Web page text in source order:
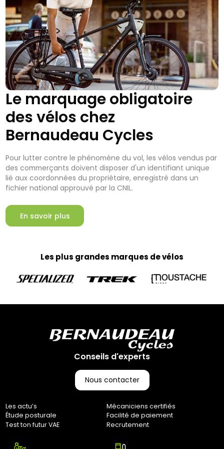
Le marquage obligatoire
des vélos chez
Bernaudeau Cycles
Pour lutter contre le phénomène du vol, les vélos vendus par
des commerçants doivent disposer d'un identifiant unique
lié aux coordonnées du propriétaire, enregistré dans un
fichier national approuvé par la CNIL.
En savoir plus
Les plus grandes marques de vélos
Conseils d'experts
Nous contacter
Les actu’s
Mécaniciens certifiés
Étude posturale
Facilité de paiement
Test ton futur VAE
Recrutement